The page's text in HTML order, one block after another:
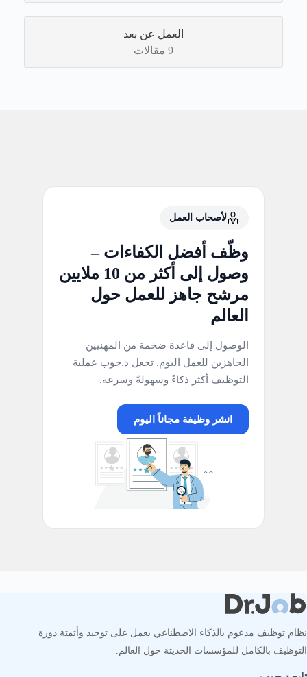
العمل عن بعد
9 مقالات
لأصحاب العمل
وظّف أفضل الكفاءات –
وصول إلى أكثر من 10 ملايين
مرشح جاهز للعمل حول
العالم
الوصول إلى قاعدة ضخمة من المهنيين
الجاهزين للعمل اليوم. تجعل د.جوب عملية
التوظيف أكثر ذكاءً وسهولةً وسرعة.
انشر وظيفة مجاناً اليوم
نظام توظيف مدعوم بالذكاء الاصطناعي يعمل على توحيد وأتمتة دورة
التوظيف بالكامل للمؤسسات الحديثة حول العالم.